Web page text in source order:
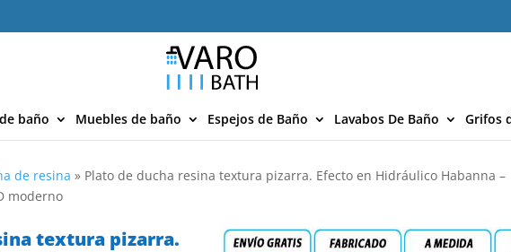
baño Muebles de baño Espejos de Baño Lavabos De Baño Grifos
de resina » Plato de ducha resina textura pizarra. Efecto en Hidráulico Habanna –
moderno
textura pizarra.